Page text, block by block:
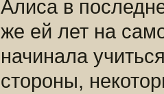
Алиса в
же ей лет на
начинала
стороны,